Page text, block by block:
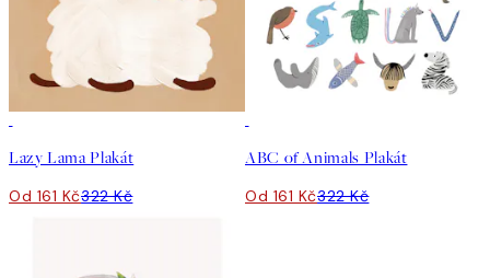
Lazy Lama Plakát
Od 161 Kč322 Kč
ABC of Animals Plakát
Od 161 Kč322 Kč